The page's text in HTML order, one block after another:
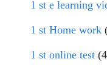
1 st e learning
1 st Home work
1 st online test